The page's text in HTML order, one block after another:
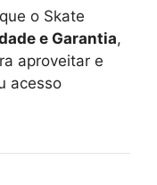
o Skate
e Garantia,
aproveitar e
acesso